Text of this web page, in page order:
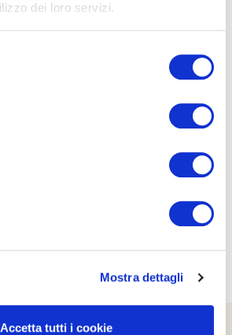
dei loro servizi.
Mostra dettagli
Accetta tutti i cookie